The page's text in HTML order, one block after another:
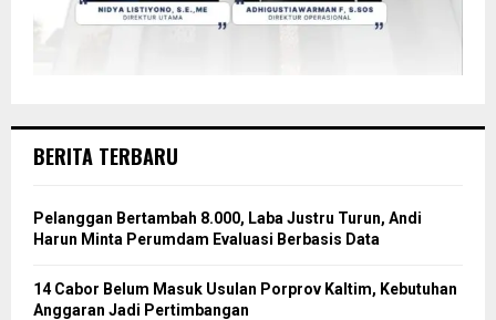
BERITA TERBARU
Pelanggan Bertambah 8.000, Laba Justru Turun, Andi
Harun Minta Perumdam Evaluasi Berbasis Data
14 Cabor Belum Masuk Usulan Porprov Kaltim, Kebutuhan
Anggaran Jadi Pertimbangan